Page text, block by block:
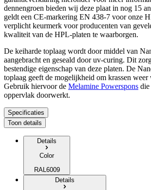
dennengroen bieden wij deze plaat in nog 15
geldt een CE-markering EN 438-7 voor onze
verplicht keurmerk voor producenten van
kwaliteit van de HPL-platen te waarborgen.
De keiharde toplaag wordt door middel van
aangebracht en geseald door uv-curing. Dit
bestendige eigenschap van deze platen. De
toplaag geeft de mogelijkheid om krassen weer
Gebruik hiervoor de Melamine Powerspons die
oppervlak doorwerkt.
Specificaties
Toon details
Details
Color
RAL6009
Details